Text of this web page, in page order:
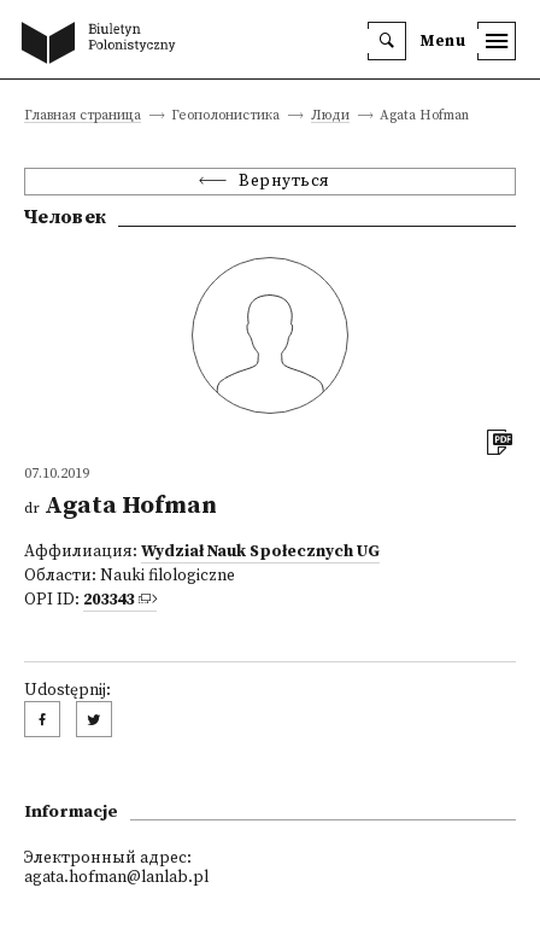
Menu
Главная страница Геополонистика Люди Agata Hofman
Вернуться
Человек
07.10.2019
dr Agata Hofman
Аффилиация: Wydział Nauk Społecznych UG
Области: Nauki filologiczne
OPI ID: 203343
Udostępnij:
Informacje
Электронный адрес:
agata.hofman@lanlab.pl